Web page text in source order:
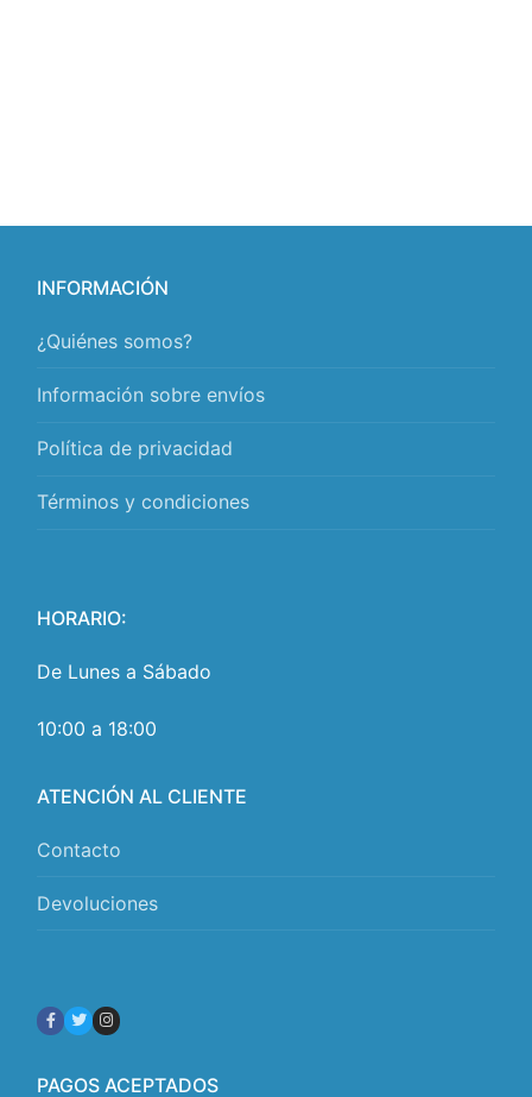
INFORMACIÓN
¿Quiénes somos?
Información sobre envíos
Política de privacidad
Términos y condiciones
HORARIO:
De Lunes a Sábado
10:00 a 18:00
ATENCIÓN AL CLIENTE
Contacto
Devoluciones
PAGOS ACEPTADOS